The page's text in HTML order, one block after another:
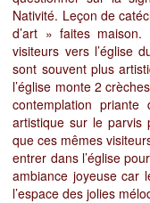
Nativité. Leçon de
d’art » faites
visiteurs vers l’église
sont souvent plus
l’église monte 2
contemplation
artistique sur le parvis
que ces mêmes
entrer dans l’église
ambiance joyeuse car
l’espace des jolies